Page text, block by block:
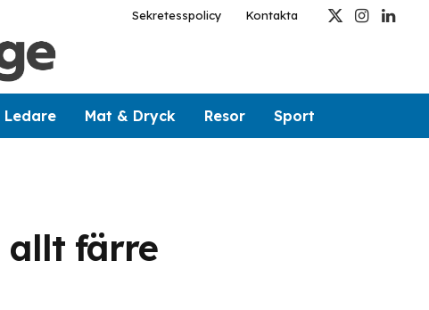
Sekretesspolicy Kontakta
X
Instagram
Ledare Mat & Dryck Resor Sport
allt färre